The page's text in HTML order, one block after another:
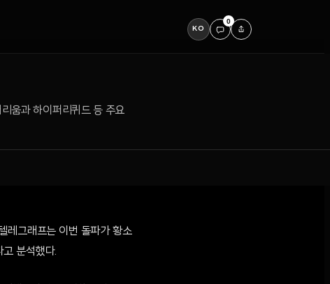
KO
0
움과 하이퍼리퀴드 등 주요
레그래프는 이번 돌파가 황소
분석했다.